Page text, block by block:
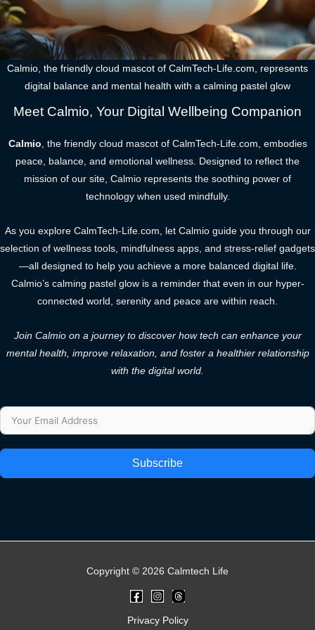
Calmio, the friendly cloud mascot of CalmTech-Life.com, represents
digital balance and mental health with a calming pastel glow
Meet Calmio, Your Digital Wellbeing Companion
Calmio, the friendly cloud mascot of CalmTech-Life.com, embodies
peace, balance, and emotional wellness. Designed to reflect the
mission of our site, Calmio represents the soothing power of
technology when used mindfully.
As you explore CalmTech-Life.com, let Calmio guide you through our
selection of wellness tools, mindfulness apps, and stress-relief gadgets
—all designed to help you achieve a more balanced digital life.
Calmio’s calming pastel glow is a reminder that even in our hyper-
connected world, serenity and peace are within reach.
Join Calmio on a journey to discover how tech can enhance your
mental health, improve relaxation, and foster a healthier relationship
with the digital world.
Subscribe
Copyright © 2026 Calmtech Life
Privacy Policy